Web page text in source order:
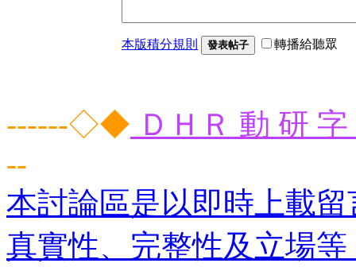
本版積分規則 發表帖子 轉播給聽眾
------◇◆ ＤＨＲ 動 研
--
本討論區是以即時上載
真實性、完整性及立場